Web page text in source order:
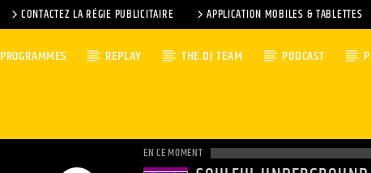
CONTACTEZ LA RÉGIE PUBLICITAIRE APPLICATION MOBILES & TABLETTES
PROGRAMMES REPLAY THE DJ TEAM PODCAST
EN CE MOMENT